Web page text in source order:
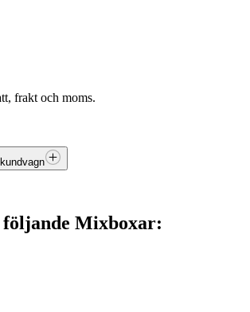
frakt och moms.
följande Mixboxar: